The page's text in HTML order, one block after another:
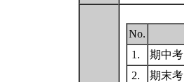
No.
1.
期中考
2.
期末考